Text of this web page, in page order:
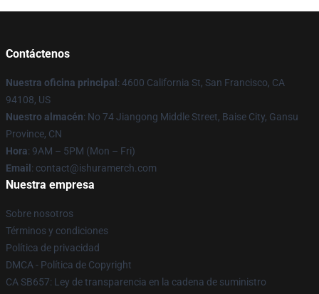
Contáctenos
Nuestra oficina principal : 4600 California St, San Francisco, CA
94108, US
Nuestro almacén: No 74 Jiangong Middle Street, Baise City, Gansu
Province, CN
Hora: 9AM – 5PM (Mon – Fri)
Email : contact@ishuramerch.com
Nuestra empresa
Sobre nosotros
Términos y condiciones
Política de privacidad
DMCA - Política de Copyright
CA SB657: Ley de transparencia en la cadena de suministro